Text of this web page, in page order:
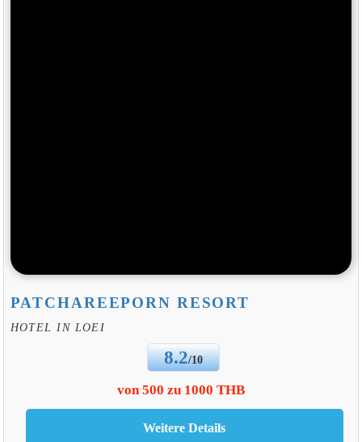
PATCHAREEPORN RESORT
HOTEL IN LOEI
8.2/10
von 500 zu 1000 THB